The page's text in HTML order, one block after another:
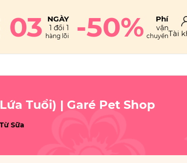
03 NGÀY
1 đổi 1
hàng lỗi -50% Phí
vận
chuyểnTài
Tuổi) | Garé Pet Shop
Sữa